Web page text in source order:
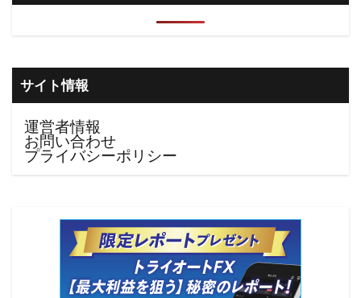
サイト情報
運営者情報
お問い合わせ
プライバシーポリシー